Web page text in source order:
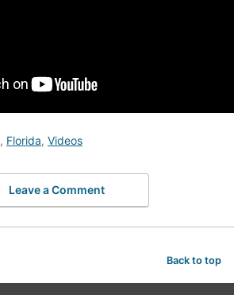
, Florida, Videos
Leave a Comment
Back to top